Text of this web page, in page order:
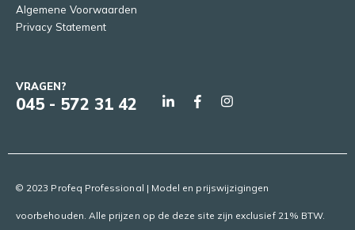
Algemene Voorwaarden
Privacy Statement
VRAGEN?
045 - 572 31 42
© 2023 Profeq Professional | Model en prijswijzigingen
voorbehouden. Alle prijzen op de deze site zijn exclusief 21% BTW.